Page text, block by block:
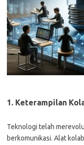
1. Keterampilan
Teknologi telah
berkomunikasi. Alat